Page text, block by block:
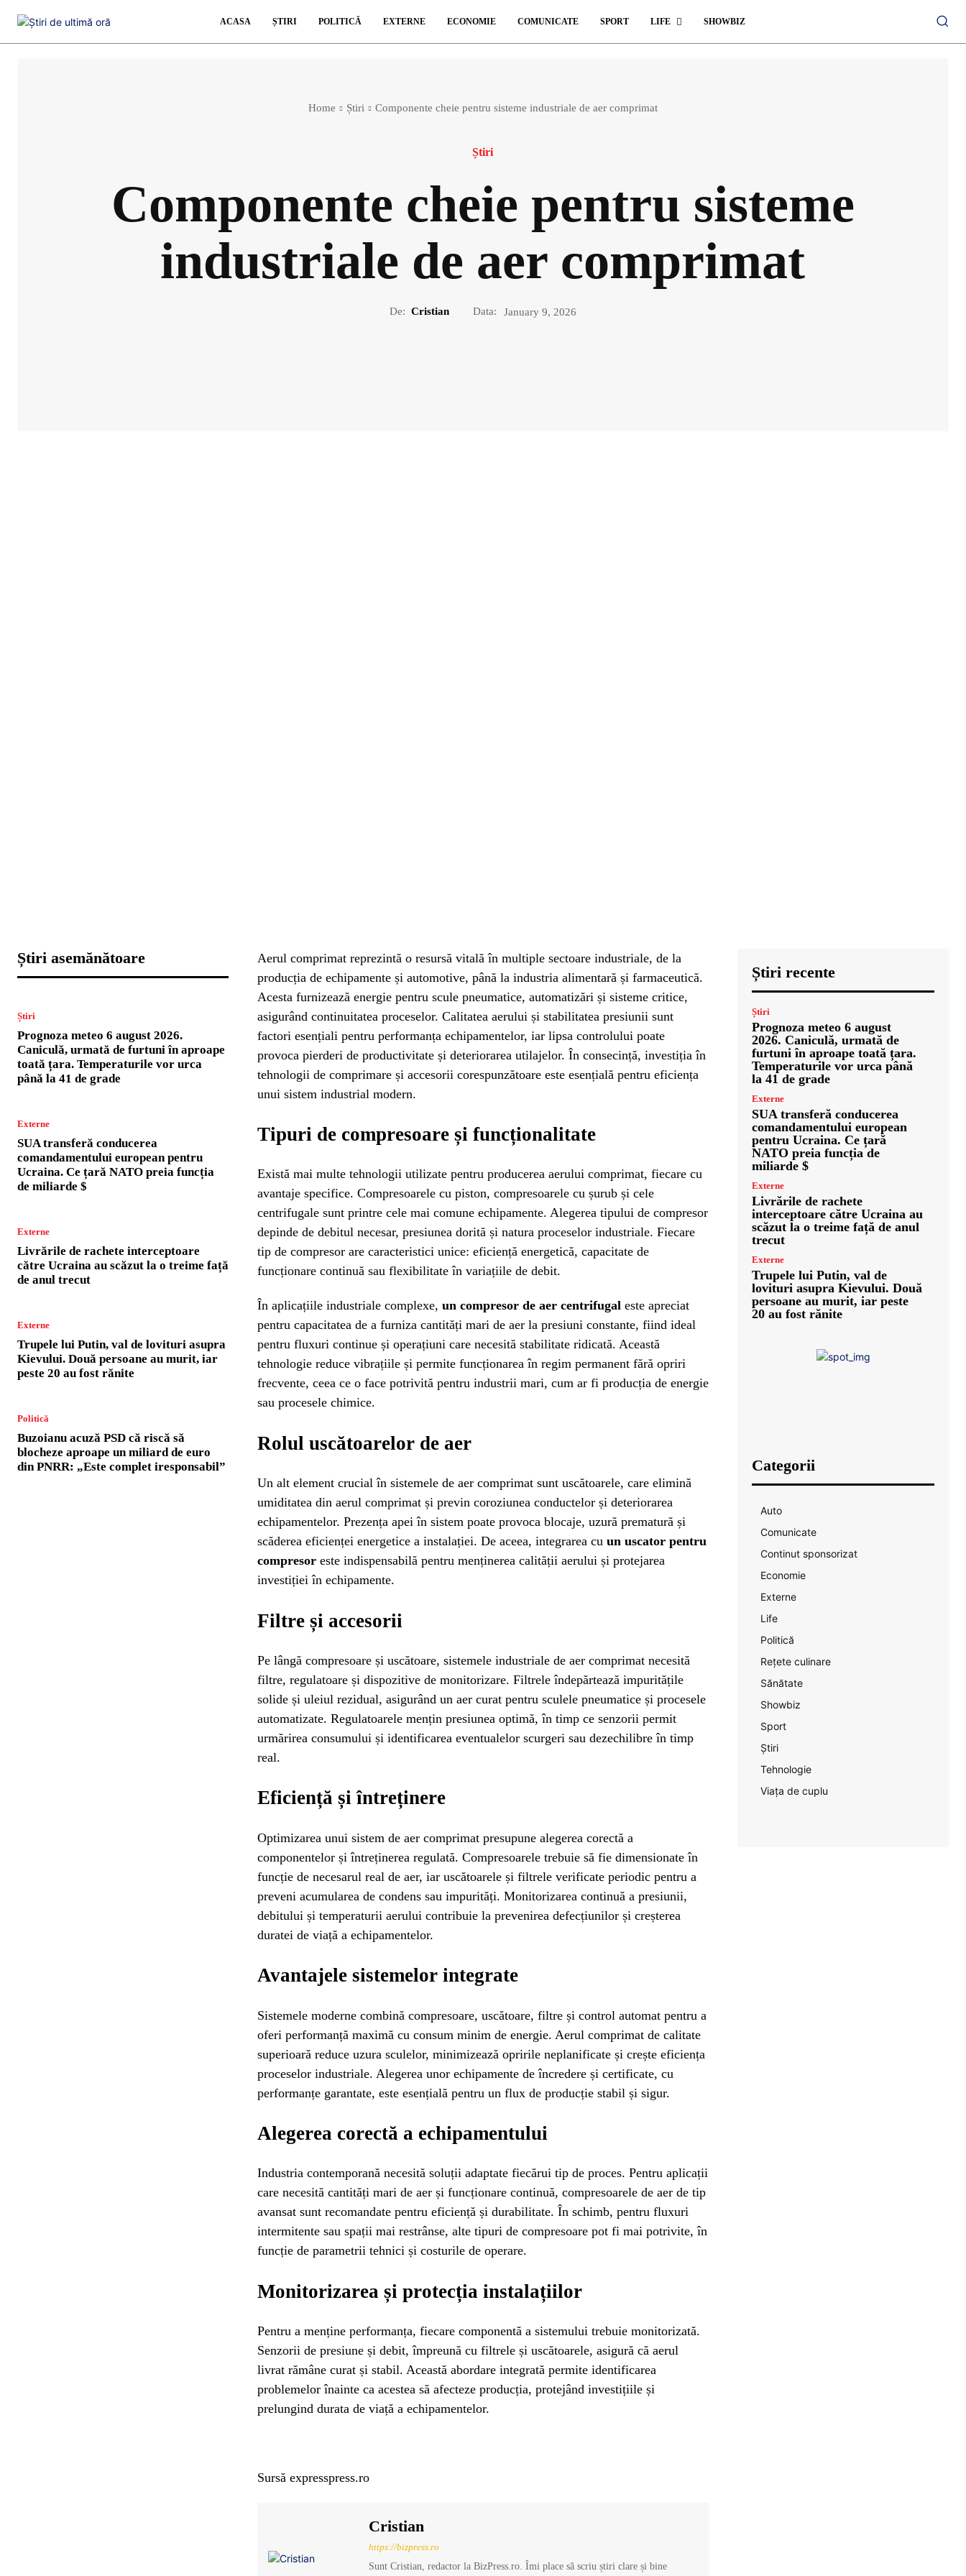
ACASA ȘTIRI POLITICĂ EXTERNE ECONOMIE COMUNICATE SPORT LIFE SHOWBIZ
Home Știri Componente cheie pentru sisteme industriale de aer comprimat
Știri
Componente cheie pentru sisteme
industriale de aer comprimat
De: Cristian Data: January 9, 2026
Știri asemănătoare
Știri
Prognoza meteo 6 august 2026.
Caniculă, urmată de furtuni în aproape
toată țara. Temperaturile vor urca
până la 41 de grade
Externe
SUA transferă conducerea
comandamentului european pentru
Ucraina. Ce țară NATO preia funcția
de miliarde $
Externe
Livrările de rachete interceptoare
către Ucraina au scăzut la o treime față
de anul trecut
Externe
Trupele lui Putin, val de lovituri asupra
Kievului. Două persoane au murit, iar
peste 20 au fost rănite
Politică
Buzoianu acuză PSD că riscă să
blocheze aproape un miliard de euro
din PNRR: „Este complet iresponsabil”
Aerul comprimat reprezintă o resursă vitală în multiple sectoare industriale, de la
producția de echipamente și automotive, până la industria alimentară și farmaceutică.
Acesta furnizează energie pentru scule pneumatice, automatizări și sisteme critice,
asigurând continuitatea proceselor. Calitatea aerului și stabilitatea presiunii sunt
factori esențiali pentru performanța echipamentelor, iar lipsa controlului poate
provoca pierderi de productivitate și deteriorarea utilajelor. În consecință, investiția în
tehnologii de comprimare și accesorii corespunzătoare este esențială pentru eficiența
unui sistem industrial modern.
Tipuri de compresoare și funcționalitate
Există mai multe tehnologii utilizate pentru producerea aerului comprimat, fiecare cu
avantaje specifice. Compresoarele cu piston, compresoarele cu șurub și cele
centrifugale sunt printre cele mai comune echipamente. Alegerea tipului de compresor
depinde de debitul necesar, presiunea dorită și natura proceselor industriale. Fiecare
tip de compresor are caracteristici unice: eficiență energetică, capacitate de
funcționare continuă sau flexibilitate în variațiile de debit.
În aplicațiile industriale complexe, un compresor de aer centrifugal este apreciat
pentru capacitatea de a furniza cantități mari de aer la presiuni constante, fiind ideal
pentru fluxuri continue și operațiuni care necesită stabilitate ridicată. Această
tehnologie reduce vibrațiile și permite funcționarea în regim permanent fără opriri
frecvente, ceea ce o face potrivită pentru industrii mari, cum ar fi producția de energie
sau procesele chimice.
Rolul uscătoarelor de aer
Un alt element crucial în sistemele de aer comprimat sunt uscătoarele, care elimină
umiditatea din aerul comprimat și previn coroziunea conductelor și deteriorarea
echipamentelor. Prezența apei în sistem poate provoca blocaje, uzură prematură și
scăderea eficienței energetice a instalației. De aceea, integrarea cu un uscator pentru
compresor este indispensabilă pentru menținerea calității aerului și protejarea
investiției în echipamente.
Filtre și accesorii
Pe lângă compresoare și uscătoare, sistemele industriale de aer comprimat necesită
filtre, regulatoare și dispozitive de monitorizare. Filtrele îndepărtează impuritățile
solide și uleiul rezidual, asigurând un aer curat pentru sculele pneumatice și procesele
automatizate. Regulatoarele mențin presiunea optimă, în timp ce senzorii permit
urmărirea consumului și identificarea eventualelor scurgeri sau dezechilibre în timp
real.
Eficiență și întreținere
Optimizarea unui sistem de aer comprimat presupune alegerea corectă a
componentelor și întreținerea regulată. Compresoarele trebuie să fie dimensionate în
funcție de necesarul real de aer, iar uscătoarele și filtrele verificate periodic pentru a
preveni acumularea de condens sau impurități. Monitorizarea continuă a presiunii,
debitului și temperaturii aerului contribuie la prevenirea defecțiunilor și creșterea
duratei de viață a echipamentelor.
Avantajele sistemelor integrate
Sistemele moderne combină compresoare, uscătoare, filtre și control automat pentru a
oferi performanță maximă cu consum minim de energie. Aerul comprimat de calitate
superioară reduce uzura sculelor, minimizează opririle neplanificate și crește eficiența
proceselor industriale. Alegerea unor echipamente de încredere și certificate, cu
performanțe garantate, este esențială pentru un flux de producție stabil și sigur.
Alegerea corectă a echipamentului
Industria contemporană necesită soluții adaptate fiecărui tip de proces. Pentru aplicații
care necesită cantități mari de aer și funcționare continuă, compresoarele de aer de tip
avansat sunt recomandate pentru eficiență și durabilitate. În schimb, pentru fluxuri
intermitente sau spații mai restrânse, alte tipuri de compresoare pot fi mai potrivite, în
funcție de parametrii tehnici și costurile de operare.
Monitorizarea și protecția instalațiilor
Pentru a menține performanța, fiecare componentă a sistemului trebuie monitorizată.
Senzorii de presiune și debit, împreună cu filtrele și uscătoarele, asigură că aerul
livrat rămâne curat și stabil. Această abordare integrată permite identificarea
problemelor înainte ca acestea să afecteze producția, protejând investițiile și
prelungind durata de viață a echipamentelor.
Sursă expresspress.ro
Cristian
https://bizpress.ro
Sunt Cristian, redactor la BizPress.ro. Îmi place să scriu știri clare și bine
Știri recente
Știri
Prognoza meteo 6 august
2026. Caniculă, urmată de
furtuni în aproape toată țara.
Temperaturile vor urca până
la 41 de grade
Externe
SUA transferă conducerea
comandamentului european
pentru Ucraina. Ce țară
NATO preia funcția de
miliarde $
Externe
Livrările de rachete
interceptoare către Ucraina au
scăzut la o treime față de anul
trecut
Externe
Trupele lui Putin, val de
lovituri asupra Kievului. Două
persoane au murit, iar peste
20 au fost rănite
Categorii
Auto
Comunicate
Continut sponsorizat
Economie
Externe
Life
Politică
Rețete culinare
Sănătate
Showbiz
Sport
Știri
Tehnologie
Viața de cuplu